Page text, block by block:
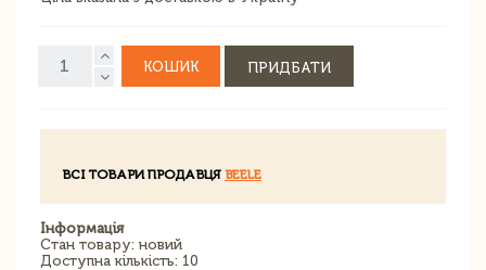
КОШИК ПРИДБАТИ
ВСІ ТОВАРИ ПРОДАВЦЯ BEELE
Інформація
Стан товару: новий
Доступна кількість: 10